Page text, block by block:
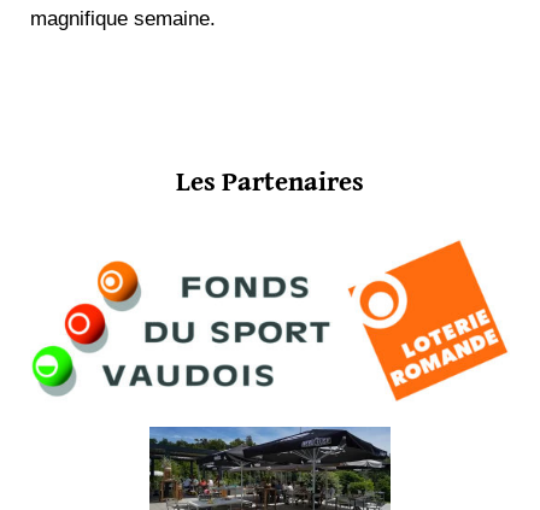
magnifique semaine.
Les Partenaires